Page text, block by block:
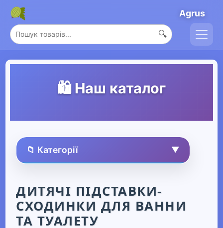
Agrus
🔍
🛍️ Наш каталог
📁 Категорії ▼
▶ Спорт та захоплення
ДИТЯЧІ ПІДСТАВКИ-
СХОДИНКИ ДЛЯ ВАННИ
ТА ТУАЛЕТУ